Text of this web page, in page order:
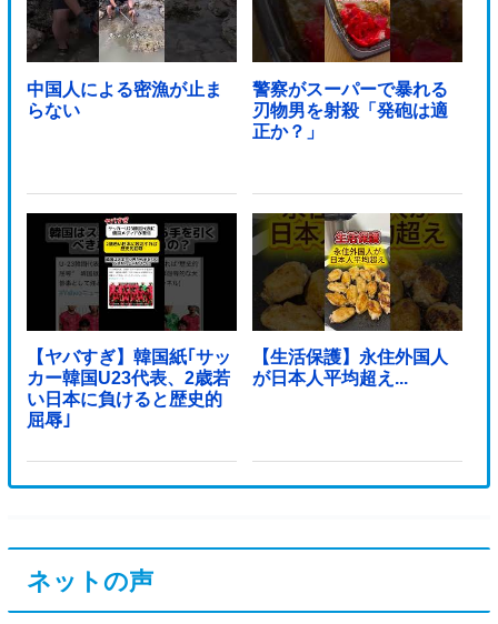
中国人による密漁が止ま
らない
警察がスーパーで暴れる
刃物男を射殺「発砲は適
正か？」
【ヤバすぎ】韓国紙｢サッ
カー韓国U23代表、2歳若
い日本に負けると歴史的
屈辱｣
【生活保護】永住外国人
が日本人平均超え...
ネットの声